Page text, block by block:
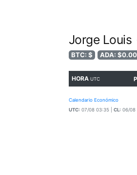
Jorge Louis
BTC: $ ADA: $0.00
Calendario Económico
UTC: 07/08 03:35 | CL: 06/08
HORAUTC